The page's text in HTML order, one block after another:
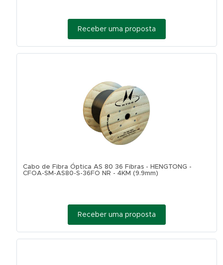
Receber uma proposta
Cabo de Fibra Óptica AS 80 36 Fibras - HENGTONG -
CFOA-SM-AS80-S-36FO NR - 4KM (9.9mm)
Receber uma proposta